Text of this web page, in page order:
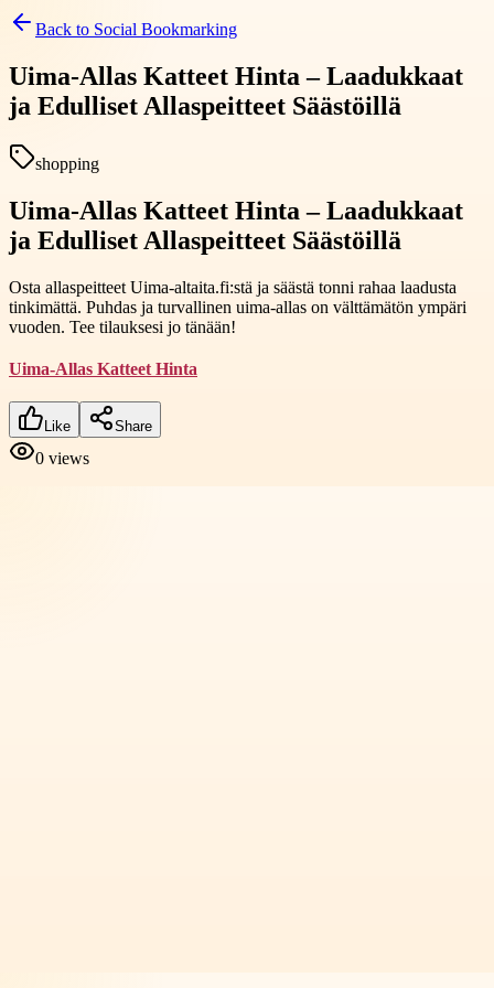
Back to Social Bookmarking
Uima-Allas Katteet Hinta – Laadukkaat
ja Edulliset Allaspeitteet Säästöillä
shopping
Uima-Allas Katteet Hinta – Laadukkaat
ja Edulliset Allaspeitteet Säästöillä
Osta allaspeitteet Uima-altaita.fi:stä ja säästä tonni rahaa laadusta
tinkimättä. Puhdas ja turvallinen uima-allas on välttämätön ympäri
vuoden. Tee tilauksesi jo tänään!
Uima-Allas Katteet Hinta
Like Share
0 views